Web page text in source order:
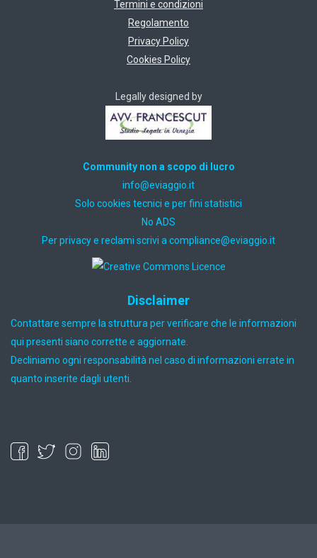
Termini e condizioni
Regolamento
Privacy Policy
Cookies Policy
Legally designed by
Community non a scopo di lucro
ti.oiggaive@ofni
Solo cookies tecnici e per fini statistici
No ADS
Per privacy e reclami scrivi a ti.oiggaive@ecnailpmoc
Disclaimer
Contattare sempre la struttura per verificare che le informazioni
qui presenti siano corrette e aggiornate.
Decliniamo ogni responsabilità nel caso di informazioni errate in
quanto inserite dagli utenti.